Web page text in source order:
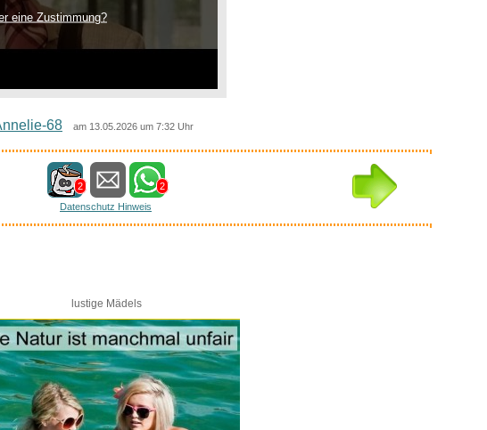
eine Zustimmung?
68 am 13.05.2026 um 7:32 Uhr
2
2
Datenschutz Hinweis
lustige Mädels